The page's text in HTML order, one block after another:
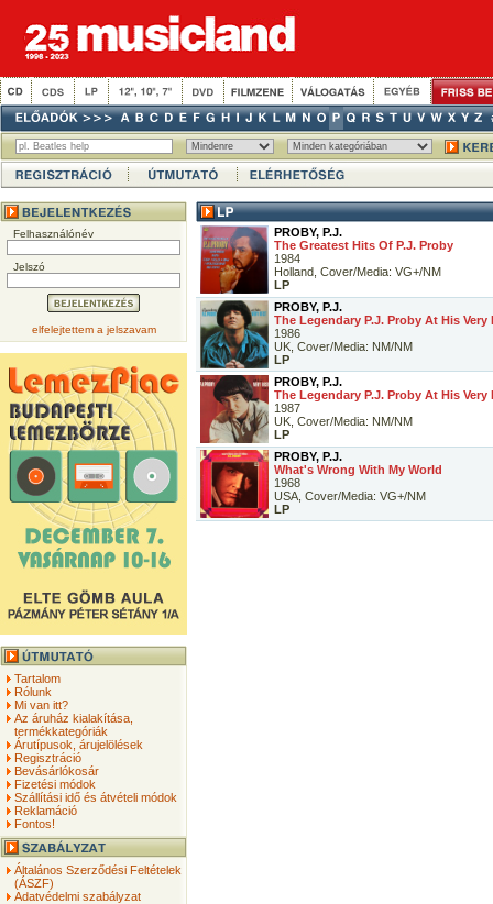
Felhasználónév
Jelszó
elfelejtettem a jelszavam
Tartalom
Rólunk
Mi van itt?
Az áruház kialakítása,
termékkategóriák
Árutípusok, árujelölések
Regisztráció
Bevásárlókosár
Fizetési módok
Szállítási idő és átvételi módok
Reklamáció
Fontos!
Általános Szerződési Feltételek
(ÁSZF)
Adatvédelmi szabályzat
PROBY, P.J.
The Greatest Hits Of P.J. Proby
1984
Holland, Cover/Media: VG+/NM
LP
PROBY, P.J.
The Legendary P.J. Proby At His Very
1986
UK, Cover/Media: NM/NM
LP
PROBY, P.J.
The Legendary P.J. Proby At His Very
1987
UK, Cover/Media: NM/NM
LP
PROBY, P.J.
What's Wrong With My World
1968
USA, Cover/Media: VG+/NM
LP